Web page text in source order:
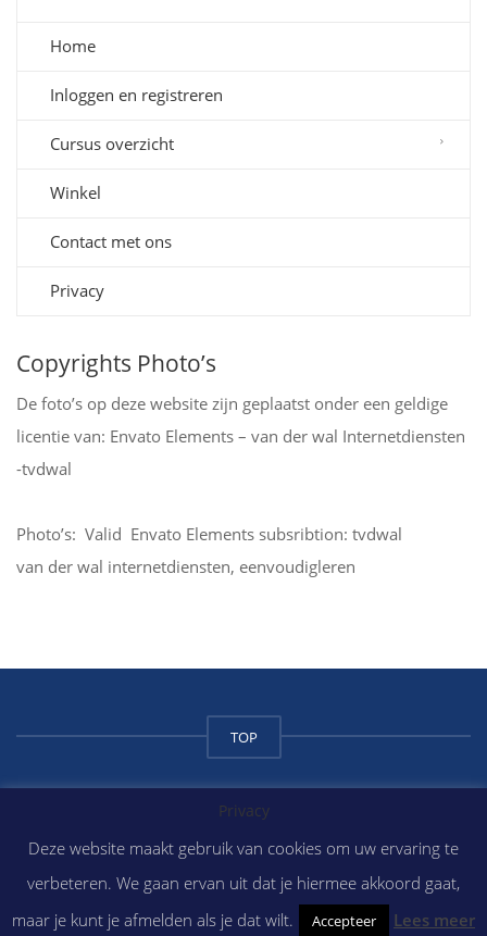
Home
Inloggen en registreren
Cursus overzicht
Winkel
Contact met ons
Privacy
Copyrights Photo’s
De foto’s op deze website zijn geplaatst onder een geldige
licentie van: Envato Elements – van der wal Internetdiensten
-tvdwal
Photo’s: Valid Envato Elements subsribtion: tvdwal
van der wal internetdiensten, eenvoudigleren
TOP
Copyright Atilium College 2018
Privacy
Deze website maakt gebruik van cookies om uw ervaring te
verbeteren. We gaan ervan uit dat je hiermee akkoord gaat,
maar je kunt je afmelden als je dat wilt.
Accepteer Lees meer